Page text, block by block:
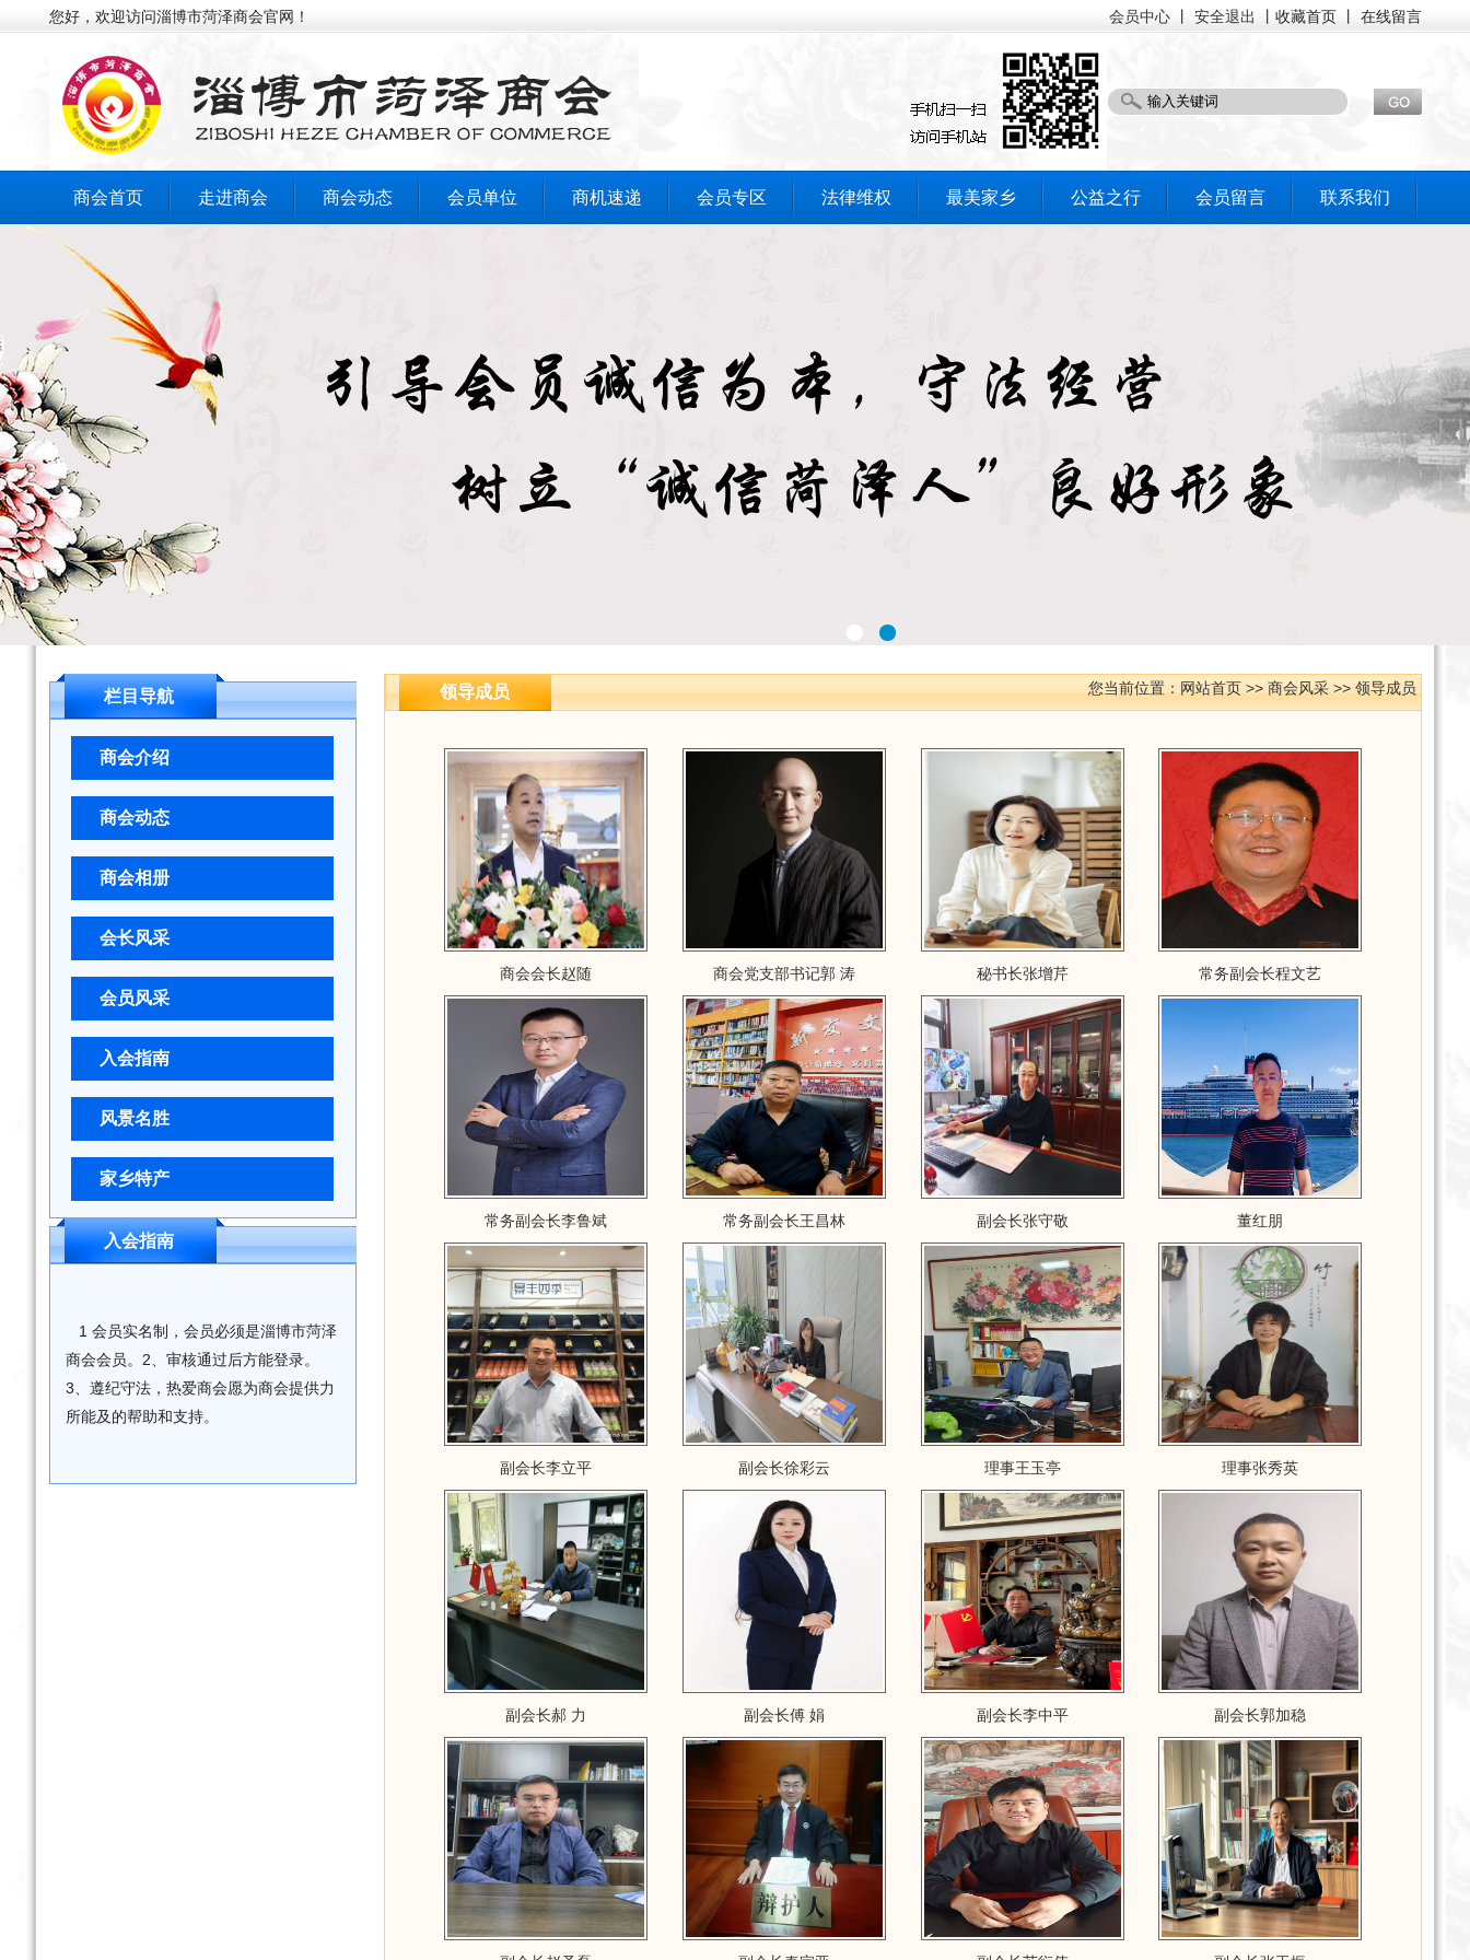
您好，欢迎访问淄博市菏泽商会官网！ 会员中心丨 安全退出 丨收藏首页 丨 在线留言
商会首页 走进商会 商会动态 会员单位 商机速递 会员专区 法律维权 最美家乡 公益之行 会员留言 联系我们
栏目导航
商会介绍
商会动态
商会相册
会长风采
会员风采
入会指南
风景名胜
家乡特产
入会指南
1 会员实名制，会员必须是淄博市菏泽
商会会员。2、审核通过后方能登录。
3、遵纪守法，热爱商会愿为商会提供力
所能及的帮助和支持。
您当前位置： 网站首页>> 商会风采>> 领导成员
领导成员
商会会长赵随 商会党支部书记郭 涛 秘书长张增芹 常务副会长程文艺
常务副会长李鲁斌 常务副会长王昌林 副会长张守敬 董红朋
副会长李立平 副会长徐彩云 理事王玉亭 理事张秀英
副会长郝 力 副会长傅 娟 副会长李中平 副会长郭加稳